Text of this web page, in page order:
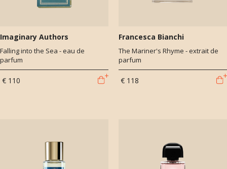
Imaginary Authors
Falling into the Sea - eau de
parfum
€ 110
Francesca Bianchi
The Mariner's Rhyme - extrait de
parfum
€ 118